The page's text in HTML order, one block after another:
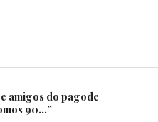
amigos do pagode
90…”